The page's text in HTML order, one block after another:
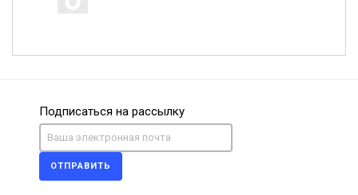
Подписаться на рассылку
ОТПРАВИТЬ